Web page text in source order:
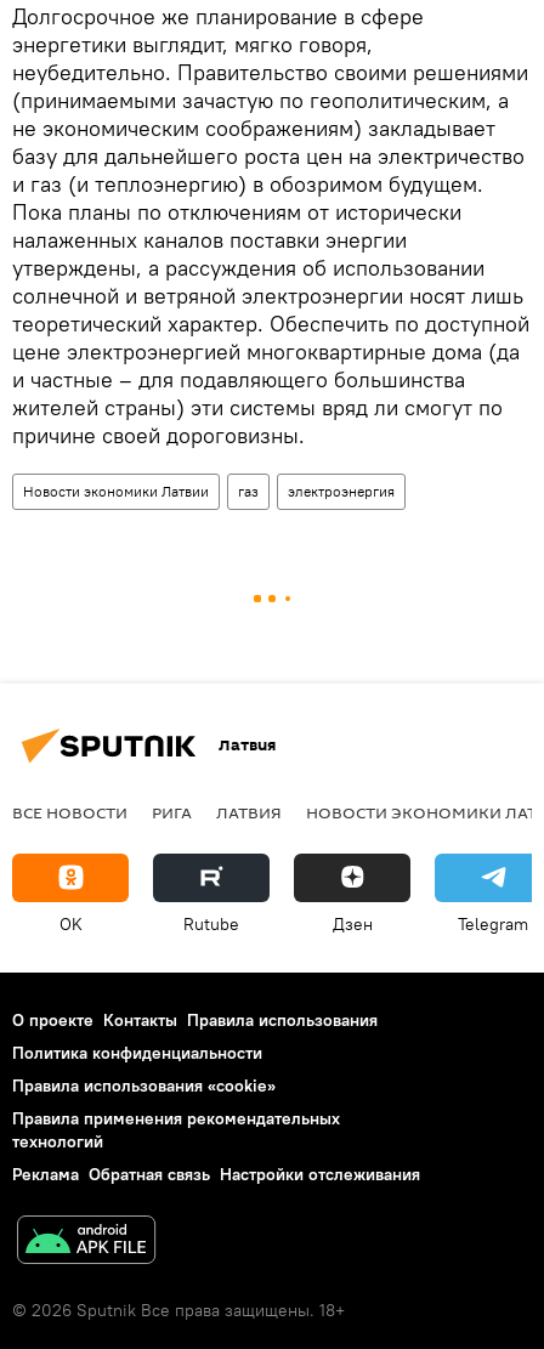
Долгосрочное же планирование в сфере
энергетики выглядит, мягко говоря,
неубедительно. Правительство своими решениями
(принимаемыми зачастую по геополитическим, а
не экономическим соображениям) закладывает
базу для дальнейшего роста цен на электричество
и газ (и теплоэнергию) в обозримом будущем.
Пока планы по отключениям от исторически
налаженных каналов поставки энергии
утверждены, а рассуждения об использовании
солнечной и ветряной электроэнергии носят лишь
теоретический характер. Обеспечить по доступной
цене электроэнергией многоквартирные дома (да
и частные – для подавляющего большинства
жителей страны) эти системы вряд ли смогут по
причине своей дороговизны.
Новости экономики Латвии газ электроэнергия
Латвия
ВСЕ НОВОСТИ РИГА ЛАТВИЯ НОВОСТИ ЭКОНОМИКИ
OK Rutube Дзен Telegram
О проекте Контакты Правила использования
Политика конфиденциальности
Правила использования «cookie»
Правила применения рекомендательных
технологий
Реклама Обратная связь Настройки отслеживания
© 2026 Sputnik Все права защищены. 18+